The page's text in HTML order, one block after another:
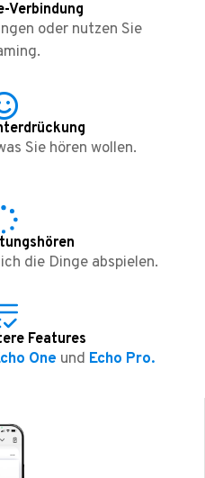
Verbindung
oder nutzen Sie
Sie hören wollen.
die Dinge abspielen.
Features
One und Echo Pro.